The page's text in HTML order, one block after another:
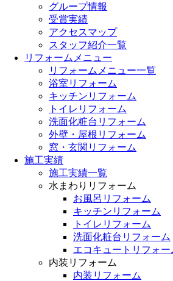
グループ情報
受賞実績
アクセスマップ
スタッフ紹介一覧
リフォームメニュー
リフォームメニュー一覧
浴室リフォーム
キッチンリフォーム
トイレリフォーム
洗面化粧台リフォーム
外壁・屋根リフォーム
窓・玄関リフォーム
施工実績
施工実績一覧
水まわりリフォーム
お風呂リフォーム
キッチンリフォーム
トイレリフォーム
洗面化粧台リフォーム
エコキュートリフォー
内装リフォーム
内装リフォーム